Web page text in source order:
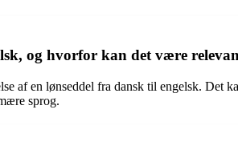
og hvorfor kan det være
af en lønseddel fra dansk til engelsk.
sprog.